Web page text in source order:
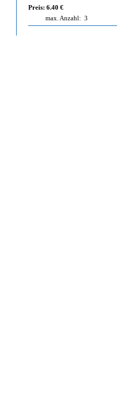
Preis: 6.40 €
max. Anzahl: 3